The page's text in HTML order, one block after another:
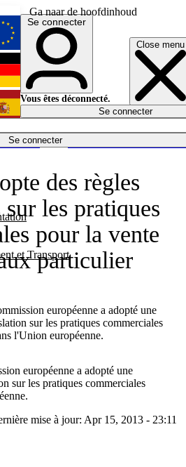
Ga naar de hoofdinhoud
Close menu
Se connecter
et Transport
Économie
English
Deutsch
Español
Se connecter
Vous êtes déconnecté.
Se connecter
des règles
les pratiques
pour la vente
particulier
européenne a adopté une
sur les pratiques commerciales
l'Union européenne.
européenne a adopté une
sur les pratiques commerciales
mise à jour: Apr 15, 2013 - 23:11